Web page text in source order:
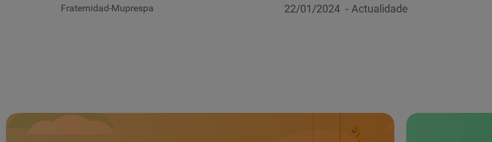
Fraternidad-Muprespa 22/01/2024 Actualidade